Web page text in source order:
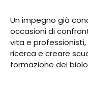
Un impegno già
occasioni di
vita e
ricerca e creare
formazione dei